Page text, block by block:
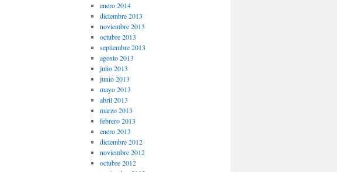
enero 2014
diciembre 2013
noviembre 2013
octubre 2013
septiembre 2013
agosto 2013
julio 2013
junio 2013
mayo 2013
abril 2013
marzo 2013
febrero 2013
enero 2013
diciembre 2012
noviembre 2012
octubre 2012